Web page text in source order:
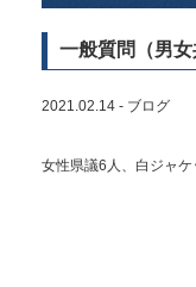
一般質問（男
2021.02.14 - ブログ
女性県議6人、白ジャ